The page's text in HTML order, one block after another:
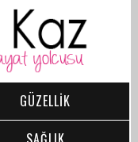
GÜZELLİK